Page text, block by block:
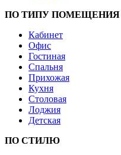
ПО ТИПУ ПОМЕЩЕНИЯ
Кабинет
Офис
Гостиная
Спальня
Прихожая
Кухня
Столовая
Лоджия
Детская
ПО СТИЛЮ